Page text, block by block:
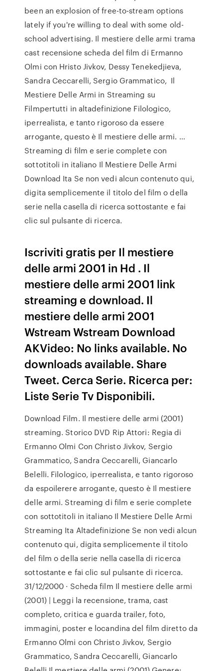
been an explosion of free-to-stream options
lately if you're willing to deal with some old-
school advertising. Il mestiere delle armi trama
cast recensione scheda del film di Ermanno
Olmi con Hristo Jivkov, Dessy Tenekedjieva,
Sandra Ceccarelli, Sergio Grammatico, Il
Mestiere Delle Armi in Streaming su
Filmpertutti in altadefinizione Filologico,
iperrealista, e tanto rigoroso da essere
arrogante, questo è Il mestiere delle armi. …
Streaming di film e serie complete con
sottotitoli in italiano Il Mestiere Delle Armi
Download Ita Se non vedi alcun contenuto qui,
digita semplicemente il titolo del film o della
serie nella casella di ricerca sottostante e fai
clic sul pulsante di ricerca.
Iscriviti gratis per Il mestiere
delle armi 2001 in Hd . Il
mestiere delle armi 2001 link
streaming e download. Il
mestiere delle armi 2001
Wstream Wstream Download
AKVideo: No links available. No
downloads available. Share
Tweet. Cerca Serie. Ricerca per:
Liste Serie Tv Disponibili.
Download Film. Il mestiere delle armi (2001)
streaming. Storico DVD Rip Attori: Regia di
Ermanno Olmi Con Christo Jivkov, Sergio
Grammatico, Sandra Ceccarelli, Giancarlo
Belelli. Filologico, iperrealista, e tanto rigoroso
da espoilerere arrogante, questo è Il mestiere
delle armi. Streaming di film e serie complete
con sottotitoli in italiano Il Mestiere Delle Armi
Streaming Ita Altadefinizione Se non vedi alcun
contenuto qui, digita semplicemente il titolo
del film o della serie nella casella di ricerca
sottostante e fai clic sul pulsante di ricerca.
31/12/2000 · Scheda film Il mestiere delle armi
(2001) | Leggi la recensione, trama, cast
completo, critica e guarda trailer, foto,
immagini, poster e locandina del film diretto da
Ermanno Olmi con Christo Jivkov, Sergio
Grammatico, Sandra Ceccarelli, Giancarlo